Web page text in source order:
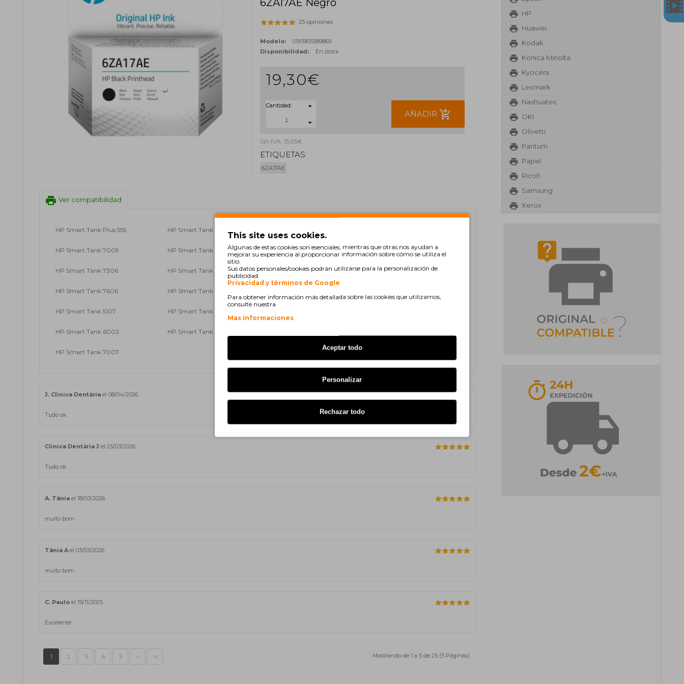
6ZA17AE Negro
25 opiniones
Modelo:
0193905589869
Disponibilidad:
En stock
19,30€
Cantidad:
AÑADIR add_shopping_cart
Sin IVA: 15,95€
ETIQUETAS:
6ZA17AE
print Ver compatibilidad
HP Smart Tank Plus 555 HP Smart Tank Plus 655 HP Smart Tank Plus 559
HP Smart Tank 7005 HP Smart Tank 7305 HP Smart Tank 7605
HP Smart Tank 7306 HP Smart Tank 675 HP Smart Tank 7006
HP Smart Tank 7606 HP Smart Tank 5105
HP Smart Tank 5107 HP Smart Tank 5100
HP Smart Tank 6002 HP Smart Tank 7308
HP Smart Tank 7007
J. Clinica Dentária el 08/04/2026
Tudo ok
Clinica Dentária J el 25/03/2026
Tudo ok
A. Tânia el 18/03/2026
muito bom
Tânia Ael 03/03/2026
muito bom
C. Paulo el 19/11/2025
Excelente
1 2 3 4 5 > >| Mostrando de 1 a 5 de 25 (5 Páginas)
HP
Huawei
Kodak
Konica Minolta
Kyocera
Lexmark
Nashuatec
OKI
Olivetti
Pantum
Papel
Ricoh
Samsung
Xerox
This site uses cookies.
Algunas de estas cookies son esenciales, mientras que otras nos ayudan a
mejorar su experiencia al proporcionar información sobre cómo se utiliza el
sitio.
Sus datos personales/cookies podrán utilizarse para la personalización de
publicidad.
Privacidad y términos de Google
Para obtener información más detallada sobre las cookies que utilizamos,
consulte nuestra
Mas informaciones
Aceptar todo
Personalizar
Rechazar todo